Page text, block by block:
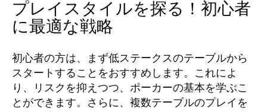
プレイスタイルを探る！初心者
に最適な戦略
初心者の方は、まず低ステークスのテーブルから
スタートすることをおすすめします。これによ
り、リスクを抑えつつ、ポーカーの基本を学ぶこ
とができます。さらに、複数テーブルのプレイを